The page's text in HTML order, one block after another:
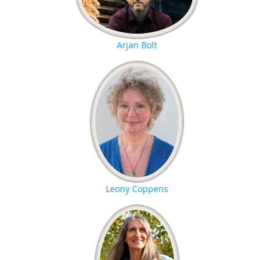
Arjan Bolt
Leony Coppens